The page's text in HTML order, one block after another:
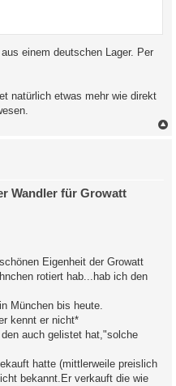
einem deutschen Lager. Per
natürlich etwas mehr wie direkt
Wandler für Growatt
Eigenheit der Growatt
rotiert hab...hab ich den
München bis heute.
kennt er nicht*
auch gelistet hat,"solche
hatte (mittlerweile preislich
bekannt.Er verkauft die wie